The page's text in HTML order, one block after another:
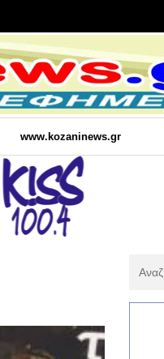
www.kozaninews.gr
: